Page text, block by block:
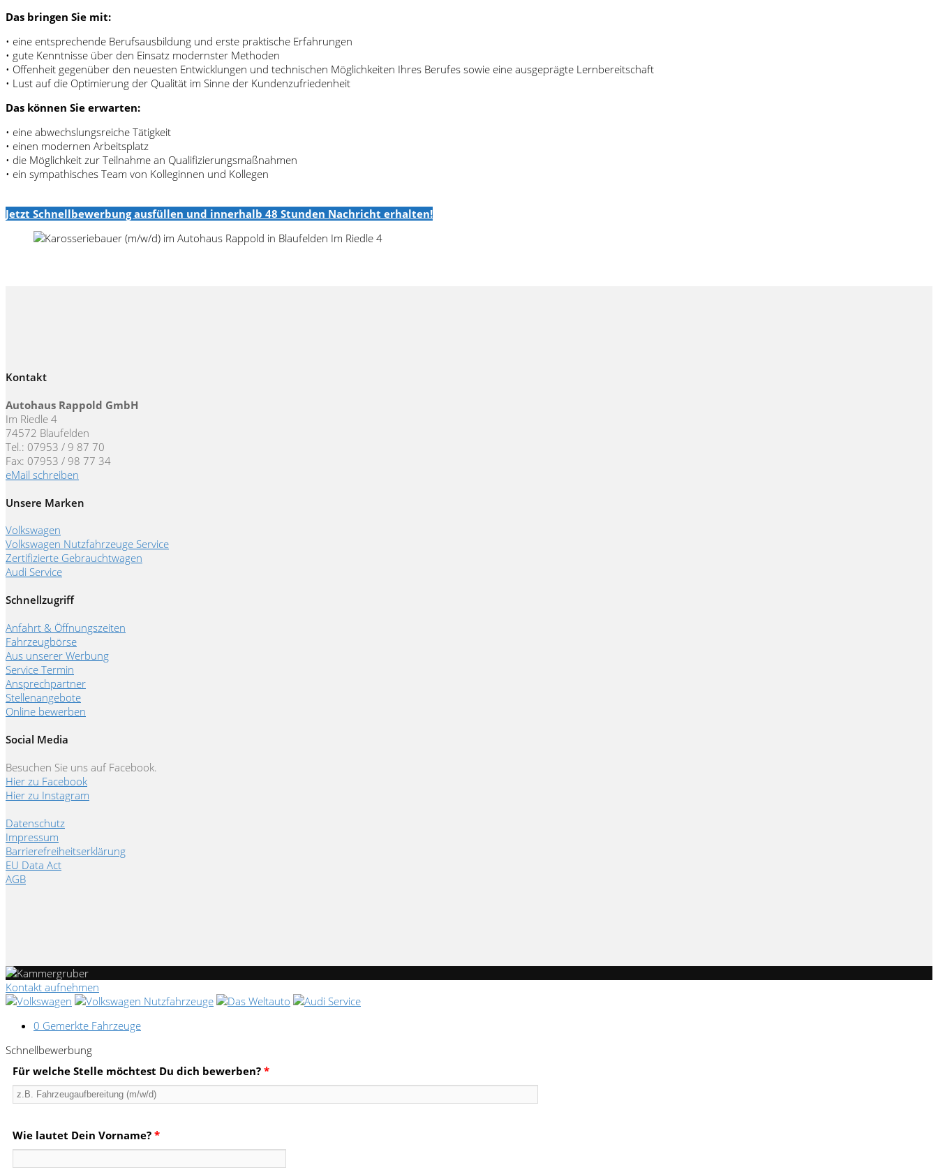
Das bringen Sie mit:
• eine entsprechende Berufsausbildung und erste praktische Erfahrungen
• gute Kenntnisse über den Einsatz modernster Methoden
• Offenheit gegenüber den neuesten Entwicklungen und technischen Möglichkeiten Ihres Berufes sowie eine ausgeprägte Lernbereitschaft
• Lust auf die Optimierung der Qualität im Sinne der Kundenzufriedenheit
Das können Sie erwarten:
• eine abwechslungsreiche Tätigkeit
• einen modernen Arbeitsplatz
• die Möglichkeit zur Teilnahme an Qualifizierungsmaßnahmen
• ein sympathisches Team von Kolleginnen und Kollegen
Jetzt Schnellbewerbung ausfüllen und innerhalb 48 Stunden Nachricht erhalten!
Kontakt
Autohaus Rappold GmbH
Im Riedle 4
74572 Blaufelden
Tel.: 07953 / 9 87 70
Fax: 07953 / 98 77 34
eMail schreiben
Unsere Marken
Volkswagen
Volkswagen Nutzfahrzeuge Service
Zertifizierte Gebrauchtwagen
Audi Service
Schnellzugriff
Anfahrt & Öffnungszeiten
Fahrzeugbörse
Aus unserer Werbung
Service Termin
Ansprechpartner
Stellenangebote
Online bewerben
Social Media
Besuchen Sie uns auf Facebook.
Hier zu Facebook
Hier zu Instagram
Datenschutz
Impressum
Barrierefreiheitserklärung
EU Data Act
AGB
Kontakt aufnehmen
0 Gemerkte Fahrzeuge
Schnellbewerbung
Für welche Stelle möchtest Du dich bewerben? *
Wie lautet Dein Vorname? *